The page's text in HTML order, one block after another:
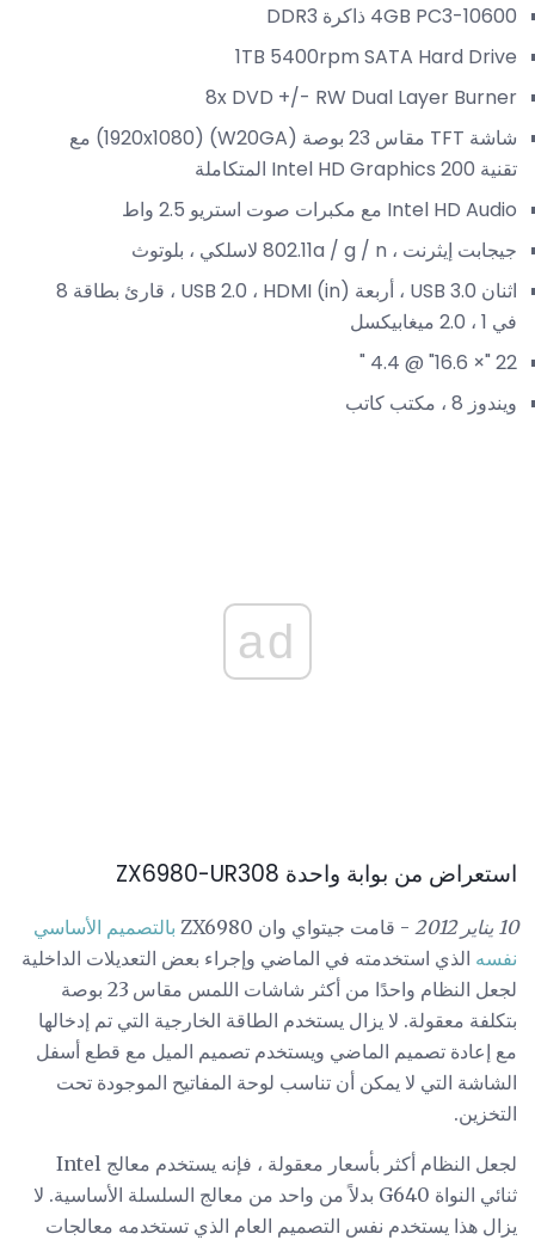
4GB PC3-10600 ذاكرة DDR3
1TB 5400rpm SATA Hard Drive
8x DVD +/- RW Dual Layer Burner
شاشة TFT مقاس 23 بوصة (W20GA) (1920x1080) مع
تقنية Intel HD Graphics 200 المتكاملة
Intel HD Audio مع مكبرات صوت استريو 2.5 واط
جيجابت إيثرنت ، 802.11a / g / n لاسلكي ، بلوتوث
اثنان USB 3.0 ، أربعة USB 2.0 ، HDMI (in) ، قارئ بطاقة 8
في 1 ، 2.0 ميغابيكسل
22 "× 16.6" @ 4.4 "
ويندوز 8 ، مكتب كاتب
ad
استعراض من بوابة واحدة ZX6980-UR308
10 يناير 2012 - قامت جيتواي وان ZX6980
بالتصميم الأساسي
نفسه الذي استخدمته في الماضي وإجراء بعض التعديلات الداخلية
لجعل النظام واحدًا من أكثر شاشات اللمس مقاس 23 بوصة
بتكلفة معقولة. لا يزال يستخدم الطاقة الخارجية التي تم إدخالها
مع إعادة تصميم الماضي ويستخدم تصميم الميل مع قطع أسفل
الشاشة التي لا يمكن أن تناسب لوحة المفاتيح الموجودة تحت
التخزين.
لجعل النظام أكثر بأسعار معقولة ، فإنه يستخدم معالج Intel
ثنائي النواة G640 بدلاً من واحد من معالج السلسلة الأساسية. لا
يزال هذا يستخدم نفس التصميم العام الذي تستخدمه معالجات